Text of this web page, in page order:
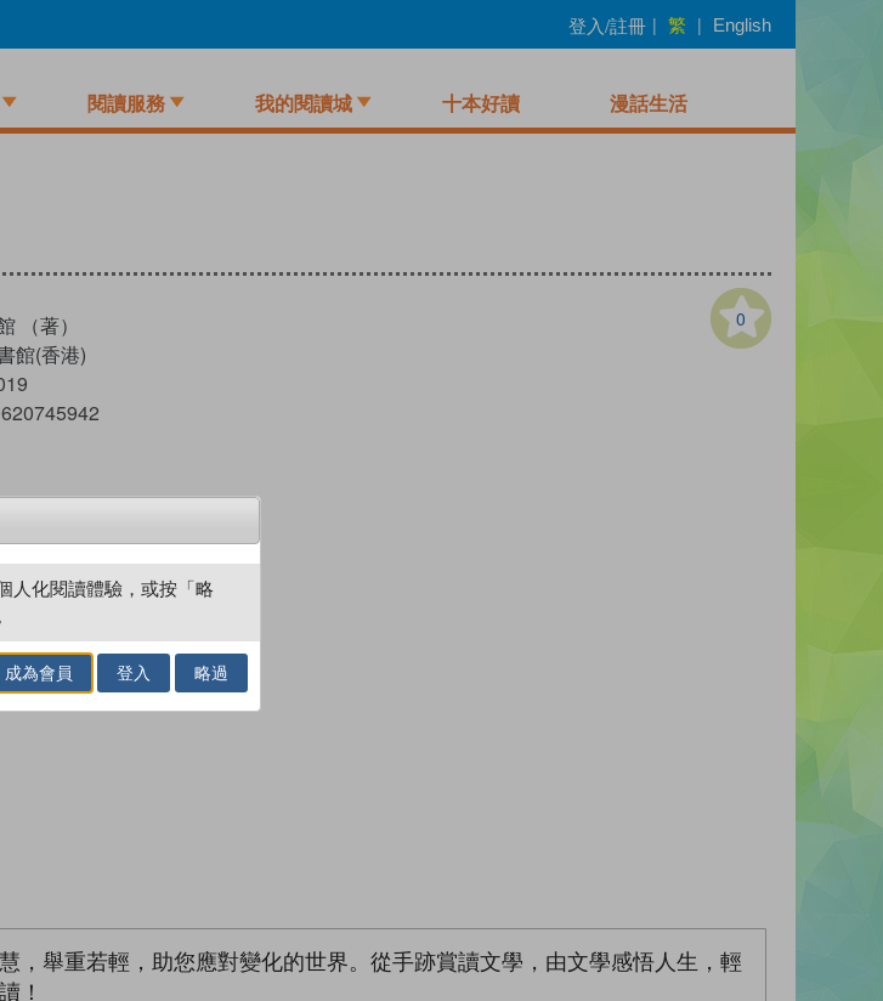
登入/註冊 | 繁 | English
閱讀服務 我的閱讀城 十本好讀 漫話生活
0
（著）
館(香港)
加入閱讀紀錄
，舉重若輕，助您應對變化的世界。從手跡賞讀文學，由文學感悟人生，輕
！
人化閱讀體驗，或按「略
成為會員 登入 略過